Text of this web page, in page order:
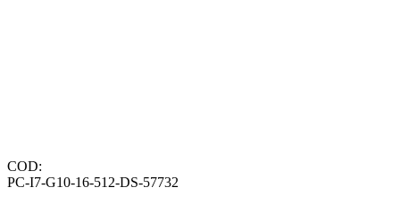
COD:
PC-I7-G10-16-512-DS-57732